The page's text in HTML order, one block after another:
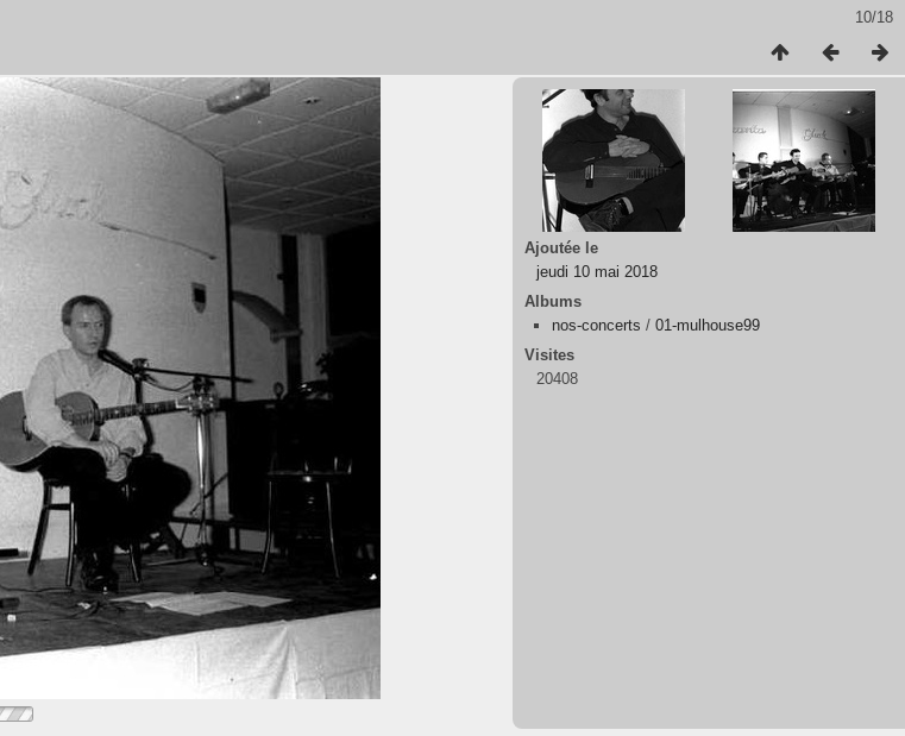
10/18
Ajoutée le
jeudi 10 mai 2018
Albums
nos-concerts / 01-mulhouse99
Visites
20408